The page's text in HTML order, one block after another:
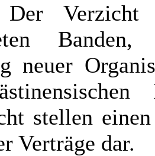
Der
neuer
stellen
Verträge dar.